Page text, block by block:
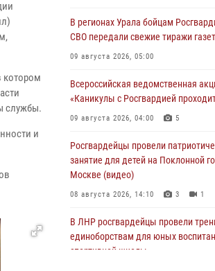
котором
службы.
и
В регионах Урала бойцам
СВО передали свежие тиражи газет
09 августа 2026, 05:00
Всероссийская ведомственная
«Каникулы с Росгвардией
09 августа 2026, 04:00 5
Росгвардейцы провели
занятие для детей на Поклонной
Москве (видео)
08 августа 2026, 14:10 3 1
В ЛНР росгвардейцы провели
единоборствам для юных
спортивной школы